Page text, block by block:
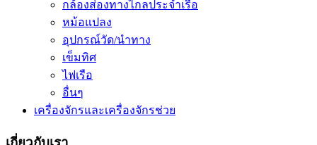
กล้องส่องทางไกลประจำเรือ
หม้อแปลง
อุปกรณ์วัด/นำทาง
เข็มทิศ
ไฟเรือ
อื่นๆ
เครื่องจักรและเครื่องจักรช่วย